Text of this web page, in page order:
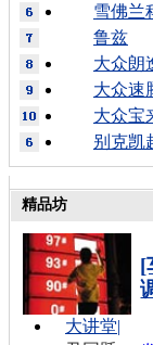
雪佛兰
鲁兹
大众朗
大众速
大众宝
别克凯
精品坊
[
大讲堂|